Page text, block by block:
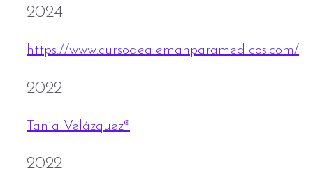
2024
https://www.cursodealemanparamedicos.com/
2022
Tania Velázquez®
2022